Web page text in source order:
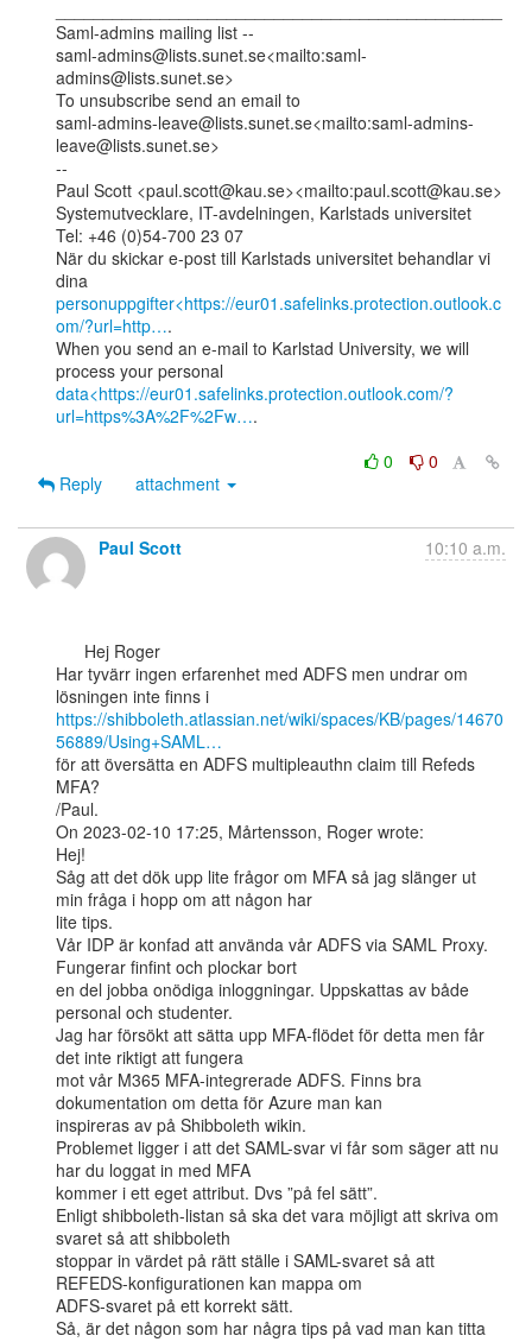
Saml-admins mailing list --
saml-admins@lists.sunet.se<mailto:saml-
admins@lists.sunet.se>
To unsubscribe send an email to
saml-admins-leave@lists.sunet.se<mailto:saml-admins-
leave@lists.sunet.se>
--
Paul Scott <paul.scott@kau.se><mailto:paul.scott@kau.se>
Systemutvecklare, IT-avdelningen, Karlstads universitet
Tel: +46 (0)54-700 23 07
När du skickar e-post till Karlstads universitet behandlar vi
personuppgifter<https://eur01.safelinks.protection.outlook.c
om/?url=http….
When you send an e-mail to Karlstad University, we will
data<https://eur01.safelinks.protection.outlook.com/?
url=https%3A%2F%2Fw….
0
0
Reply
attachment
Paul Scott 10:10 a.m.
Har tyvärr ingen erfarenhet med ADFS men undrar om
https://shibboleth.atlassian.net/wiki/spaces/KB/pages/14670
56889/Using+SAML…
för att översätta en ADFS multipleauthn claim till Refeds
MFA?
/Paul.
On 2023-02-10 17:25, Mårtensson, Roger wrote:
Hej!
Såg att det dök upp lite frågor om MFA så jag slänger ut
min fråga i hopp om att någon har
lite tips.
Vår IDP är konfad att använda vår ADFS via SAML Proxy.
Fungerar finfint och plockar bort
en del jobba onödiga inloggningar. Uppskattas av både
personal och studenter.
Jag har försökt att sätta upp MFA-flödet för detta men får
det inte riktigt att fungera
mot vår M365 MFA-integrerade ADFS. Finns bra
dokumentation om detta för Azure man kan
inspireras av på Shibboleth wikin.
Problemet ligger i att det SAML-svar vi får som säger att nu
har du loggat in med MFA
kommer i ett eget attribut. Dvs ”på fel sätt”.
Enligt shibboleth-listan så ska det vara möjligt att skriva om
svaret så att shibboleth
stoppar in värdet på rätt ställe i SAML-svaret så att
REFEDS-konfigurationen kan mappa om
ADFS-svaret på ett korrekt sätt.
Så, är det någon som har några tips på vad man kan titta